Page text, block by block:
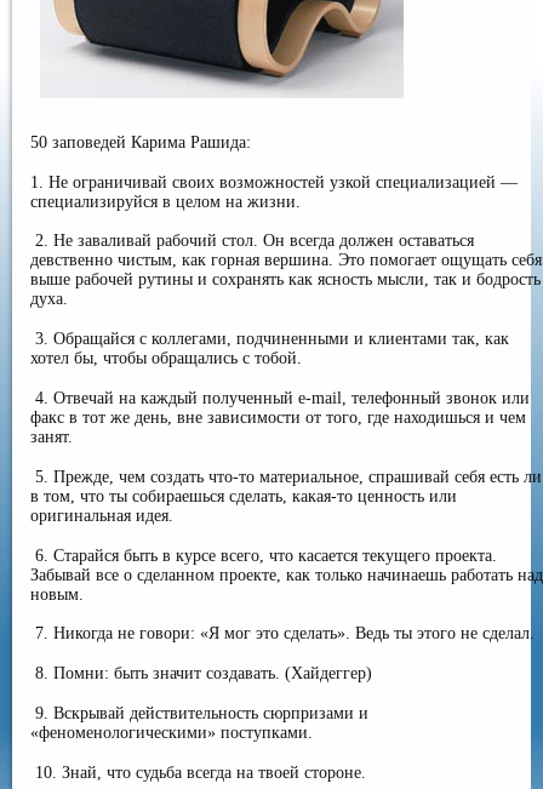
50 заповедей Карима Рашида:
1. Не ограничивай своих возможностей узкой специализацией —
специализируйся в целом на жизни.
2. Не заваливай рабочий стол. Он всегда должен оставаться
девственно чистым, как горная вершина. Это помогает ощущать себя
выше рабочей рутины и сохранять как ясность мысли, так и бодрость
духа.
3. Обращайся с коллегами, подчиненными и клиентами так, как
хотел бы, чтобы обращались с тобой.
4. Отвечай на каждый полученный е-mail, телефонный звонок или
факс в тот же день, вне зависимости от того, где находишься и чем
занят.
5. Прежде, чем создать что-то материальное, спрашивай себя есть ли
в том, что ты собираешься сделать, какая-то ценность или
оригинальная идея.
6. Старайся быть в курсе всего, что касается текущего проекта.
Забывай все о сделанном проекте, как только начинаешь работать над
новым.
7. Никогда не говори: «Я мог это сделать». Ведь ты этого не сделал.
8. Помни: быть значит создавать. (Хайдеггер)
9. Вскрывай действительность сюрпризами и
«феноменологическими» поступками.
10. Знай, что судьба всегда на твоей стороне.